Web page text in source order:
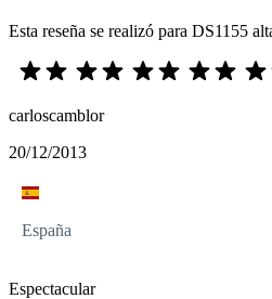
Esta reseña se realizó para DS1155
carloscamblor
20/12/2013
España
Espectacular